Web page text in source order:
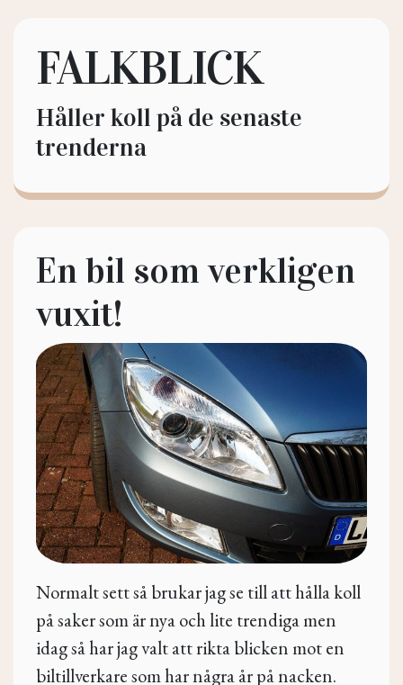
FALKBLICK
Håller koll på de senaste
trenderna
En bil som verkligen
vuxit!
Normalt sett så brukar jag se till att hålla koll
på saker som är nya och lite trendiga men
idag så har jag valt att rikta blicken mot en
biltillverkare som har några år på nacken.